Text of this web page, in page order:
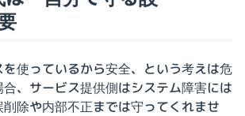
使っているから安全、という考えは危
、サービス提供側はシステム障害には
除や内部不正までは守ってくれませ